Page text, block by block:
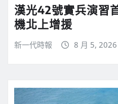
漢光42號實兵演習
機北上增援
新一代時報 8 月 5, 2026